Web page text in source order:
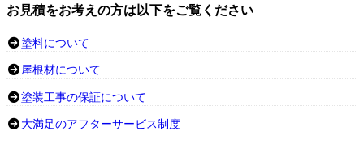
お見積をお考えの方は以下をご覧ください
塗料について
屋根材について
塗装工事の保証について
大満足のアフターサービス制度